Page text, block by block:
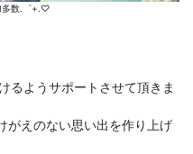
数.゜+.♡
るようサポートさせて頂きま
がえのない思い出を作り上げ